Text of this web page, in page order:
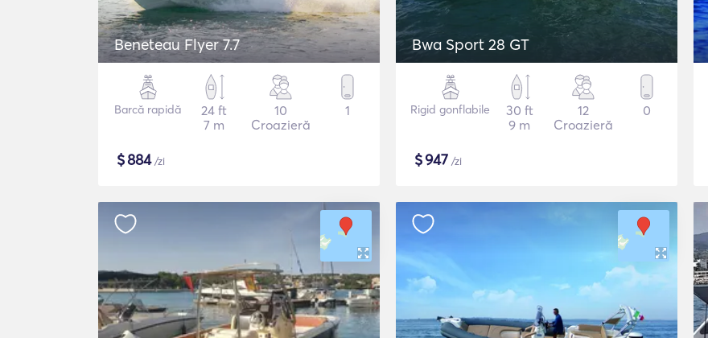
Beneteau Flyer 7.7
Barcă rapidă
24 ft
7 m
10
Croazieră
1
$884/zi
Bwa Sport 28 GT
Rigid gonflabile
30 ft
9 m
12
Croazieră
0
$947 /zi